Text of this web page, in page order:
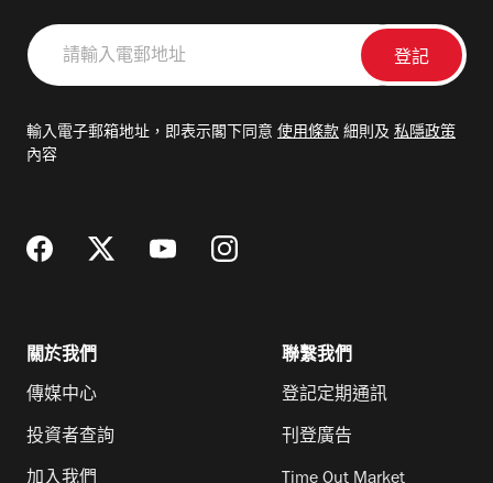
請
輸
郵
輸入電子郵箱地址，即表示閣下同意 使用條款 細則及 私隱政策
內容
關於我們
傳媒中心
投資者查詢
聯繫我們
登記定期通訊
刊登廣告